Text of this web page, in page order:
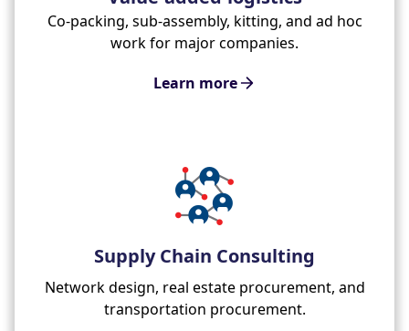
Co-packing, sub-assembly, kitting, and ad hoc
work for major companies.
Learn more
Supply Chain Consulting
Network design, real estate procurement, and
transportation procurement.